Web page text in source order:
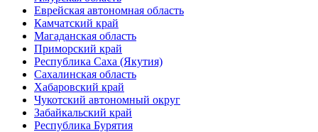
Еврейская автономная область
Камчатский край
Магаданская область
Приморский край
Республика Саха (Якутия)
Сахалинская область
Хабаровский край
Чукотский автономный округ
Забайкальский край
Республика Бурятия